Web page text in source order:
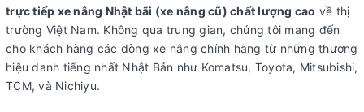
trực tiếp xe nâng Nhật bãi (xe nâng cũ) chất lượng cao về thị
trường Việt Nam. Không qua trung gian, chúng tôi mang đến
cho khách hàng các dòng xe nâng chính hãng từ những thương
hiệu danh tiếng nhất Nhật Bản như Komatsu, Toyota, Mitsubishi,
TCM, và Nichiyu.